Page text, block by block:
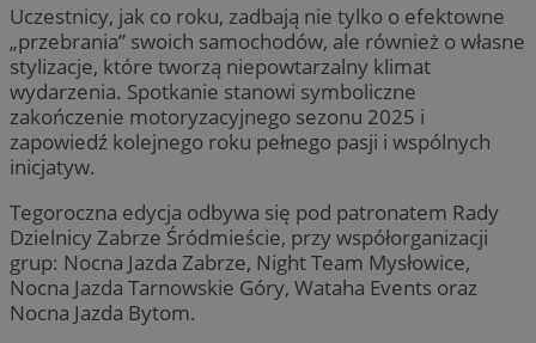
Uczestnicy, jak co roku, zadbają nie tylko o efektowne
„przebrania” swoich samochodów, ale również o własne
stylizacje, które tworzą niepowtarzalny klimat
wydarzenia. Spotkanie stanowi symboliczne
zakończenie motoryzacyjnego sezonu 2025 i
zapowiedź kolejnego roku pełnego pasji i wspólnych
inicjatyw.
Tegoroczna edycja odbywa się pod patronatem Rady
Dzielnicy Zabrze Śródmieście, przy współorganizacji
grup: Nocna Jazda Zabrze, Night Team Mysłowice,
Nocna Jazda Tarnowskie Góry, Wataha Events oraz
Nocna Jazda Bytom.